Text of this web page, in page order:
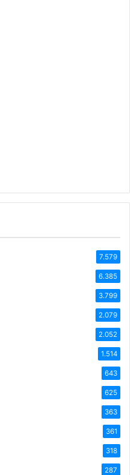
7.579
6.385
3.799
2.079
2.052
1.514
643
625
363
361
318
287